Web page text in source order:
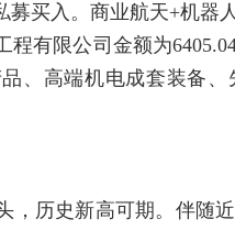
入。商业航天+机器
有限公司金额为
、高端机电成套装备
历史新高可期。伴随